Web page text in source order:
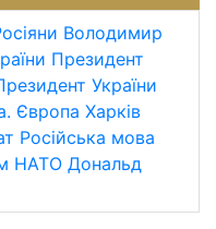
Володимир
Президент
України
Європа Харків
Російська мова
НАТО Дональд